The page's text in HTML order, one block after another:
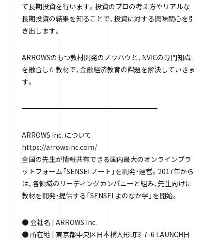
て長期投資を行います。投資のプロの考え方やリアルな
長期投資の結果を知ることで、投資に対する興味関心を引
き出します。
ARROWSのもつ教材開発のノウハウと、NVICの専門知識
を融合した教材で、金融経済教育の課題を解決していきま
す。
━━━━━━━━━━━━━━━━━━━━
ARROWS Inc. について
https://arrowsinc.com/
全国の先生が情報共有できる国内最大のオンラインプラ
ットフォーム「SENSEI ノート」を開発・運営。2017年から
は、各領域のリーディングカンパニーと組み、先生向けに
教材を開発・提供する「SENSEI よのなか学」を開始。
● 会社名 | ARROWS Inc.
● 所在地 | 東京都中央区日本橋人形町3-7-6 LAUNCH日